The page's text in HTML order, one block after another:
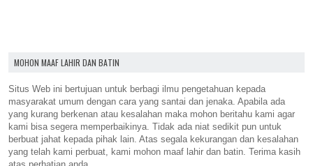
MOHON MAAF LAHIR DAN BATIN
Situs Web ini bertujuan untuk berbagi ilmu pengetahuan kepada
masyarakat umum dengan cara yang santai dan jenaka. Apabila ada
yang kurang berkenan atau kesalahan maka mohon beritahu kami agar
kami bisa segera memperbaikinya. Tidak ada niat sedikit pun untuk
berbuat jahat kepada pihak lain. Atas segala kekurangan dan kesalahan
yang telah kami perbuat, kami mohon maaf lahir dan batin. Terima kasih